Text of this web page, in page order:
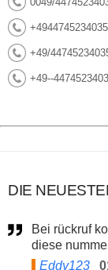
+49/
+49--
DIE
Bei rückruf kommt sofort die ansage " die mailbox für
diese
Eddy123